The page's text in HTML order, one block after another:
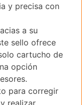
y precisa con
a su
sello ofrece
cartucho de
opción
para corregir
realizar